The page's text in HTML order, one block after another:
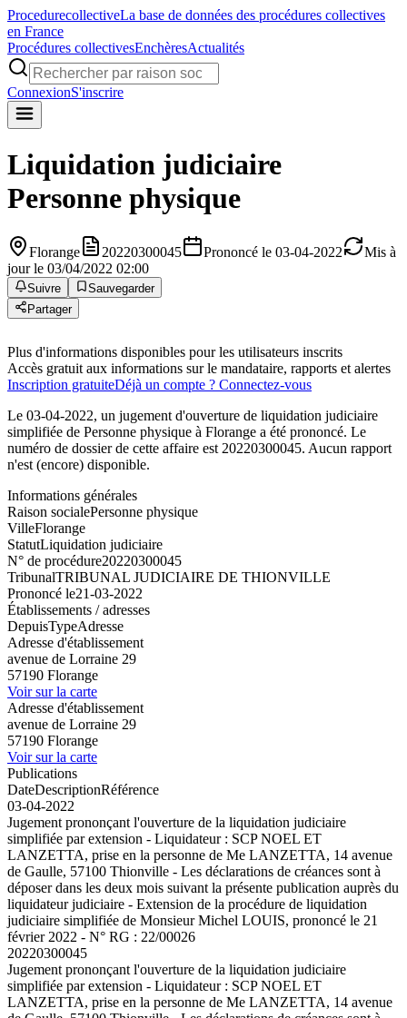
ProcedurecollectiveLa base de données des procédures collectives
en France
Procédures collectivesEnchèresActualités
ConnexionS'inscrire
Liquidation judiciaire
Personne physique
Florange 20220300045 Prononcé le 03-04-2022
Mis à
jour le 03/04/2022 02:00
Suivre
Sauvegarder
Partager
Plus d'informations disponibles pour les utilisateurs inscrits
Accès gratuit aux informations sur le mandataire, rapports et alertes
Inscription gratuiteDéjà un compte ? Connectez-vous
Le 03-04-2022, un jugement d'ouverture de liquidation judiciaire
simplifiée de Personne physique à Florange a été prononcé. Le
numéro de dossier de cette affaire est 20220300045. Aucun rapport
n'est (encore) disponible.
Informations générales
Raison socialePersonne physique
VilleFlorange
StatutLiquidation judiciaire
N° de procédure20220300045
TribunalTRIBUNAL JUDICIAIRE DE THIONVILLE
Prononcé le21-03-2022
Établissements / adresses
DepuisTypeAdresse
Adresse d'établissement
avenue de Lorraine 29
57190 Florange
Voir sur la carte
Adresse d'établissement
avenue de Lorraine 29
57190 Florange
Voir sur la carte
Publications
DateDescriptionRéférence
03-04-2022
Jugement prononçant l'ouverture de la liquidation judiciaire
simplifiée par extension - Liquidateur : SCP NOEL ET
LANZETTA, prise en la personne de Me LANZETTA, 14 avenue
de Gaulle, 57100 Thionville - Les déclarations de créances sont à
déposer dans les deux mois suivant la présente publication auprès du
liquidateur judiciaire - Extension de la procédure de liquidation
judiciaire simplifiée de Monsieur Michel LOUIS, prononcé le 21
février 2022 - N° RG : 22/00026
20220300045
Jugement prononçant l'ouverture de la liquidation judiciaire
simplifiée par extension - Liquidateur : SCP NOEL ET
LANZETTA, prise en la personne de Me LANZETTA, 14 avenue